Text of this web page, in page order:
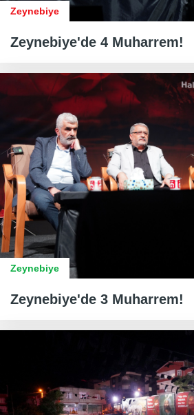
Zeynebiye
Zeynebiye'de 4 Muharrem!
Zeynebiye
Zeynebiye'de 3 Muharrem!